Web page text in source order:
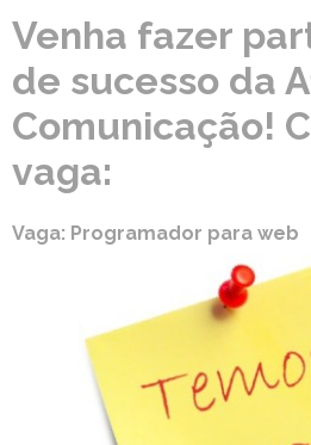
Venha fazer
de sucesso da
Comunicação!
vaga:
Vaga: